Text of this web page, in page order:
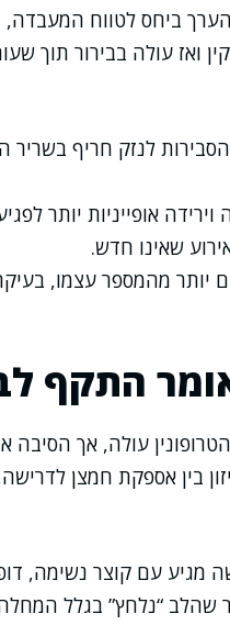
ביחס לטווח המעבדה,
ואז עולה בבירור תוך
לנזק חריף בשריר
אופייניות יותר
שאינו חדש.
יותר מהמספר עצמו,
התקף
עולה, אך הסיבה
בין אספקת חמצן
מגיע עם קוצר נשימה,
שהלב “נלחץ” בגלל